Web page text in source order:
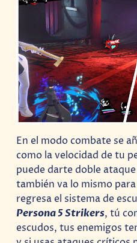
En el modo combate se
como la velocidad de tu
puede darte doble
también va lo mismo
regresa el sistema de
Persona 5 Strikers, tú
escudos, tus enemigos